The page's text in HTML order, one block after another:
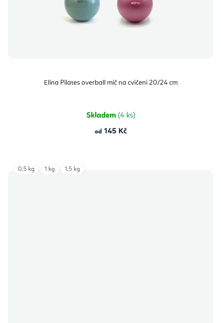
Elina Pilates overball míč na cvičení 20/24 cm
Skladem (4 ks)
od 145 Kč
0,5 kg 1 kg 1,5 kg